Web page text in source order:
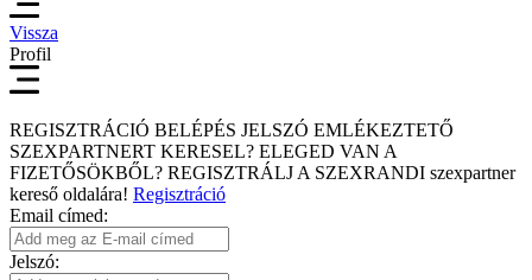
Vissza
Profil
REGISZTRÁCIÓ BELÉPÉS JELSZÓ EMLÉKEZTETŐ
SZEXPARTNERT KERESEL? ELEGED VAN A
FIZETŐSÖKBŐL? REGISZTRÁLJ A SZEXRANDI szexpartner
kereső oldalára! Regisztráció
Email címed:
Jelszó: